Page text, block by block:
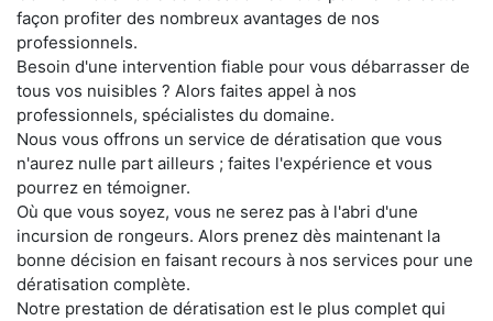
façon profiter des nombreux avantages de nos
professionnels.
Besoin d'une intervention fiable pour vous débarrasser de
tous vos nuisibles ? Alors faites appel à nos
professionnels, spécialistes du domaine.
Nous vous offrons un service de dératisation que vous
n'aurez nulle part ailleurs ; faites l'expérience et vous
pourrez en témoigner.
Où que vous soyez, vous ne serez pas à l'abri d'une
incursion de rongeurs. Alors prenez dès maintenant la
bonne décision en faisant recours à nos services pour une
dératisation complète.
Notre prestation de dératisation est le plus complet qui